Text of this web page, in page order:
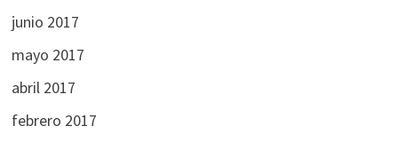
junio 2017
mayo 2017
abril 2017
febrero 2017